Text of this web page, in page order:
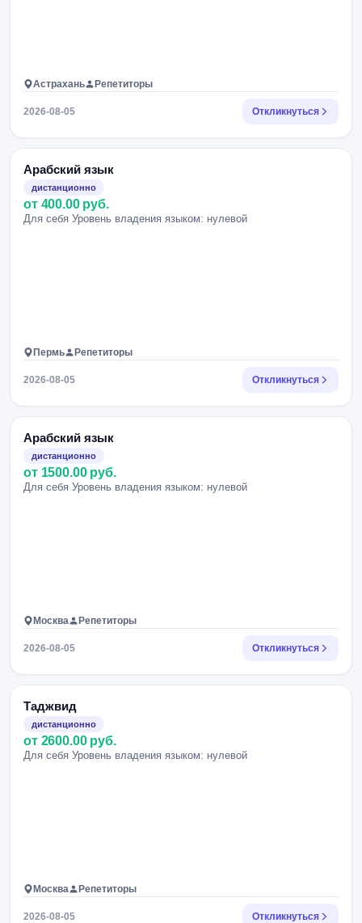
Астрахань Репетиторы
2026-08-05 Откликнуться
Арабский язык
дистанционно
от 400.00 руб.
Для себя Уровень владения языком: нулевой
Пермь Репетиторы
2026-08-05 Откликнуться
Арабский язык
дистанционно
от 1500.00 руб.
Для себя Уровень владения языком: нулевой
Москва Репетиторы
2026-08-05 Откликнуться
Таджвид
дистанционно
от 2600.00 руб.
Для себя Уровень владения языком: нулевой
Москва Репетиторы
2026-08-05 Откликнуться